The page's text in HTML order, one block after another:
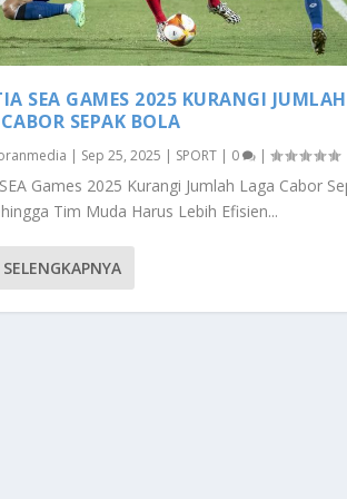
SEA GAMES 2025 KURANGI JUMLAH
SEPAK BOLA
| Sep 25, 2025 | SPORT | 0 |
Games 2025 Kurangi Jumlah Laga Cabor
Tim Muda Harus Lebih Efisien...